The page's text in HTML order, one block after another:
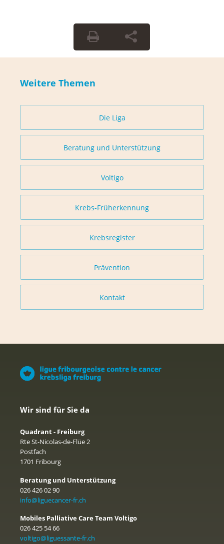
Weitere Themen
Die Liga
Beratung und Unterstützung
Voltigo
Krebs-Früherkennung
Krebsregister
Prävention
Kontakt
Wir sind für Sie da
Quadrant - Freiburg
Rte St-Nicolas-de-Flüe 2
Postfach
1701 Fribourg
Beratung und Unterstützung
026 426 02 90
info@liguecancer-fr.ch
Mobiles Palliative Care Team Voltigo
026 425 54 66
voltigo@liguessante-fr.ch